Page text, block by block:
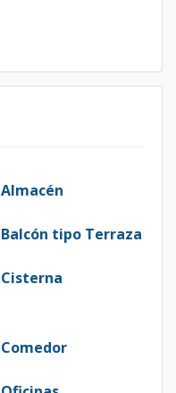
Almacén
Balcón tipo Terraza
Cisterna
Comedor